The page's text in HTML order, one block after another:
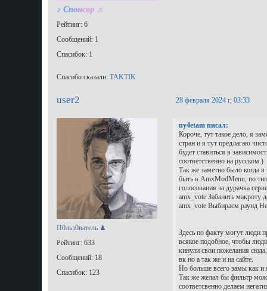
♪ Спонсор ♬
Рейтинг: 6
Сообщений: 1
Спасибок: 1
Спасибо сказали: TAKTIK
user2 28 февраля 2024 г, 03:33
П0льз0ватель ♟
Рейтинг: 633
Сообщений: 18
Спасибок: 123
ny4etam писал:
Короче, тут такое дело, я
стран и я тут предлагаю
будет ставиться в
соответственно на русском.)
Так же заметно было когда
быть в AmxModMenu, по
голосования за дурачка
amx_vote Забанить макроту
amx_vote Выбираем раунд
Здесь по факту могут люди
всякое подобное, чтобы
кинули свои пожелания
вк но а так же и на сайте.
Но больше всего замы как
Так же желал бы фильтр
соответсвенно делаем